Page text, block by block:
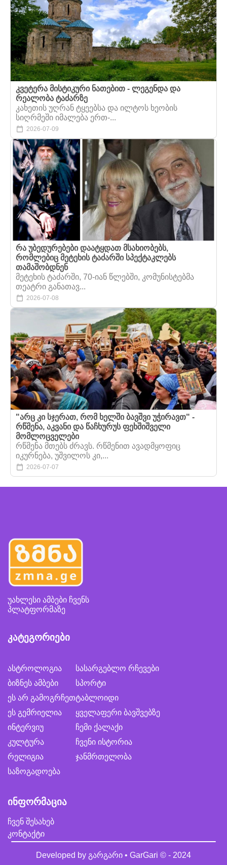
კვეტერა მისტიკური ნათებით - ლეგენდა და
რეალობა ტაძარზე
კახეთის უღრან ტყეებსა და ილტოს ხეობის
სიღრმეში იმალება ერთ-...
2026-07-09
რა უბედურებები დაატყდათ მსახიობებს,
რომლებიც მეტეხის ტაძარში სპექტაკლებს
თამაშობდნენ
მეტეხის ტაძარში, 70-იან წლებში, კომუნისტებმა
თეატრი განათავ...
2026-07-08
"არც კი სჯერათ, რომ ხელში ბავშვი უჭირავთ" -
რწმენა, აკვანი და წაჩხურუს ფეხშიშველი
მომლოცველები
რწმენა მთებს ძრავს. რწმენით ავადმყოფიც
იკურნება, უშვილოს კი,...
2026-07-07
უახლესი ამბები ჩვენს
პლატფორმაზე
კატეგორიები
ასტროლოგია
ბიზნეს ამბები
ეს არ გამოგრჩეთ
ეს გემრიელია
ინტერვიუ
კულტურა
რელიგია
საზოგადოება
სასარგებლო რჩევები
სპორტი
ტაბლოიდი
ყველაფერი ბავშვებზე
ჩემი ქალაქი
ჩვენი ისტორია
ჯანმრთელობა
ინფორმაცია
ჩვენ შესახებ
კონტაქტი
Developed by გარგარი • GarGari © - 2024